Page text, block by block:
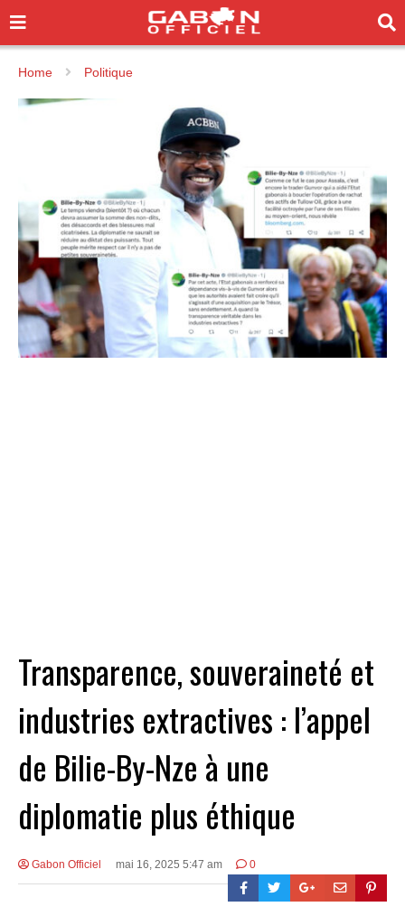
Home Politique
Transparence, souveraineté et
industries extractives : l’appel
de Bilie-By-Nze à une
diplomatie plus éthique
Gabon Officiel mai 16, 2025 5:47 am 0